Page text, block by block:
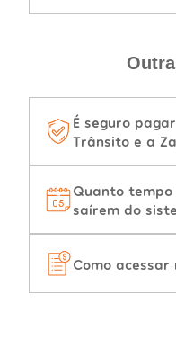
É seguro
Trânsito e a
Quanto
saírem do
Como acessar